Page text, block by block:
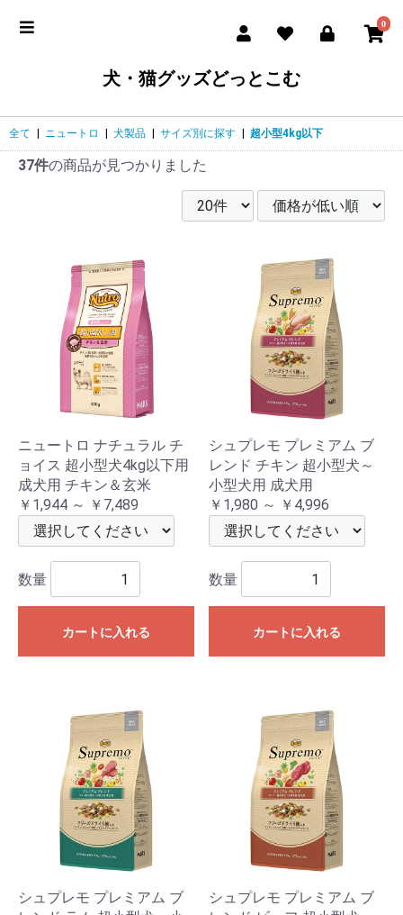
0
犬・猫グッズどっとこむ
全て ニュートロ 犬製品 サイズ別に探す 超小型4kg以下
37件の商品が見つかりました
ニュートロ ナチュラル チ
ョイス 超小型犬4kg以下用
成犬用 チキン＆玄米
￥1,944 ～ ￥7,489
数量
カートに入れる
シュプレモ プレミアム ブ
レンド チキン 超小型犬～
小型犬用 成犬用
￥1,980 ～ ￥4,996
数量
カートに入れる
シュプレモ プレミアム ブ
シュプレモ プレミアム ブ